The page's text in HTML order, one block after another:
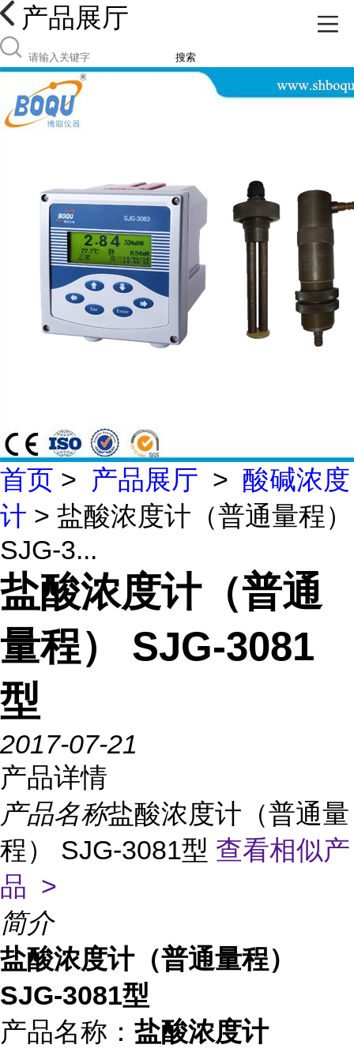
产品展厅
搜索
首页 > 产品展厅 > 酸碱浓度
计 > 盐酸浓度计（普通量程）
SJG-3...
盐酸浓度计（普通
量程） SJG-3081
型
2017-07-21
产品详情
产品名称盐酸浓度计（普通量
程） SJG-3081型 查看相似产
品 >
简介
盐酸浓度计（普通量程）
SJG-3081型
产品名称： 盐酸浓度计